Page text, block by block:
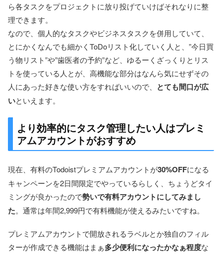
ら各タスクをプロジェクトに放り投げていけばそれなりに整
理できます。
なので、個人的なタスクやビジネスタスクを併用していて、
とにかくなんでも細かくToDoリスト化していく人と、”今日買
う物リスト”や”歯医者の予約”など、ゆるーくざっくりとリス
トを使っている人とが、高機能な部分はなんら気にせずその
人にあった好きな使い方をすればいいので、 とても間口が広
いといえます。
より効率的にタスク管理したい人はプレミ
アムアカウントがおすすめ
現在、有料のTodoistプレミアムアカウントが30%OFFになる
キャンペーンを2日間限定でやっているらしく、ちょうどタイ
ミングが良かったので勢いで有料アカウントにしてみまし
た。通常は年間2,999円で有料機能が使えるみたいですね。
プレミアムアカウントで開放されるラベルとか独自のフィル
ターが作成できる機能はまぁ多少便利になったかなぁ程度な